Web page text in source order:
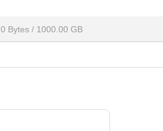
0 Bytes / 1000.00 GB